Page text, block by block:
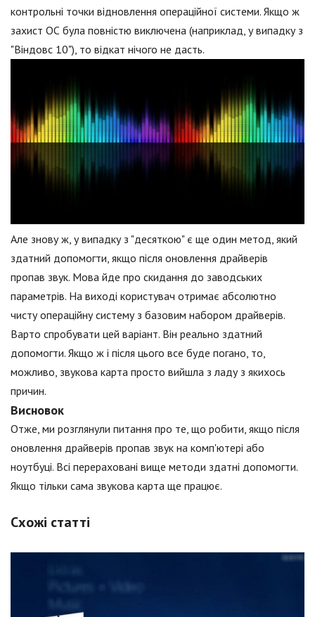
контрольні точки відновлення операційної системи. Якщо ж
захист ОС була повністю виключена (наприклад, у випадку з
"Віндовс 10"), то відкат нічого не дасть.
Але знову ж, у випадку з "десяткою" є ще один метод, який
здатний допомогти, якщо після оновлення драйверів
пропав звук. Мова йде про скидання до заводських
параметрів. На виході користувач отримає абсолютно
чисту операційну систему з базовим набором драйверів.
Варто спробувати цей варіант. Він реально здатний
допомогти. Якщо ж і після цього все буде погано, то,
можливо, звукова карта просто вийшла з ладу з якихось
причин.
Висновок
Отже, ми розглянули питання про те, що робити, якщо після
оновлення драйверів пропав звук на комп'ютері або
ноутбуці. Всі перераховані вище методи здатні допомогти.
Якщо тільки сама звукова карта ще працює.
Схожі статті